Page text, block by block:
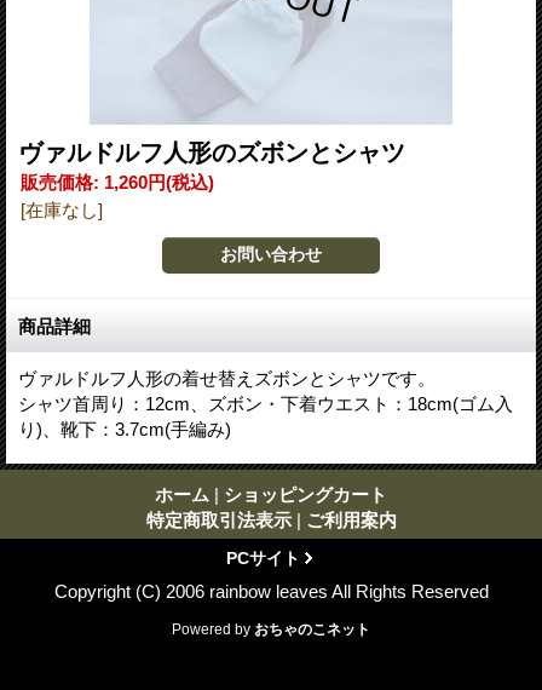
ヴァルドルフ人形のズボンとシャツ
販売価格: 1,260円(税込)
[在庫なし]
商品詳細
ヴァルドルフ人形の着せ替えズボンとシャツです。
シャツ首周り：12cm、ズボン・下着ウエスト：18cm(ゴム入
り)、靴下：3.7cm(手編み)
ホーム | ショッピングカート
特定商取引法表示 | ご利用案内
PCサイト
Copyright (C) 2006 rainbow leaves All Rights Reserved
Powered by おちゃのこネット